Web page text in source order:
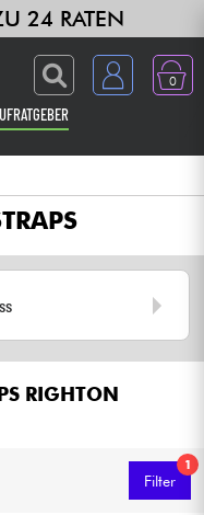
24 RATEN
0
RIGHTON
1
Filter